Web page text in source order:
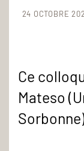
24 OCTOBRE
Ce
Mateso